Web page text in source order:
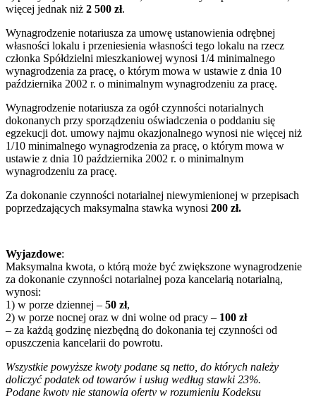
więcej jednak niż 2 500 zł.
Wynagrodzenie notariusza za umowę ustanowienia odrębnej
własności lokalu i przeniesienia własności tego lokalu na rzecz
członka Spółdzielni mieszkaniowej wynosi 1/4 minimalnego
wynagrodzenia za pracę, o którym mowa w ustawie z dnia 10
października 2002 r. o minimalnym wynagrodzeniu za pracę.
Wynagrodzenie notariusza za ogół czynności notarialnych
dokonanych przy sporządzeniu oświadczenia o poddaniu się
egzekucji dot. umowy najmu okazjonalnego wynosi nie więcej niż
1/10 minimalnego wynagrodzenia za pracę, o którym mowa w
ustawie z dnia 10 października 2002 r. o minimalnym
wynagrodzeniu za pracę.
Za dokonanie czynności notarialnej niewymienionej w przepisach
poprzedzających maksymalna stawka wynosi 200 zł.
Wyjazdowe:
Maksymalna kwota, o którą może być zwiększone wynagrodzenie
za dokonanie czynności notarialnej poza kancelarią notarialną,
wynosi:
1) w porze dziennej – 50 zł,
2) w porze nocnej oraz w dni wolne od pracy – 100 zł
– za każdą godzinę niezbędną do dokonania tej czynności od
opuszczenia kancelarii do powrotu.
Wszystkie powyższe kwoty podane są netto, do których należy
doliczyć podatek od towarów i usług według stawki 23%.
Podane kwoty nie stanowią oferty w rozumieniu Kodeksu